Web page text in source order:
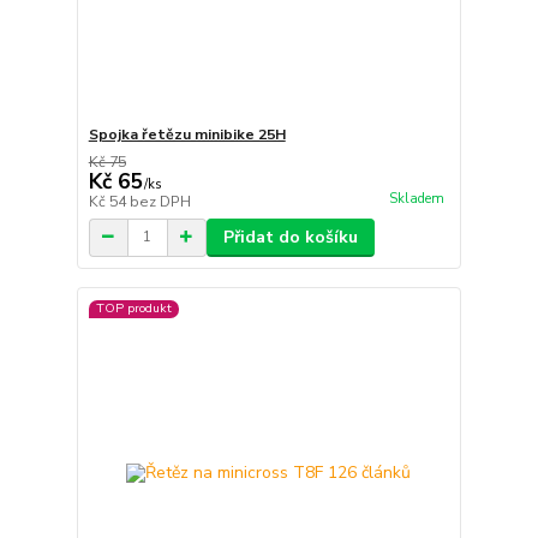
Spojka řetězu minibike 25H
Kč 75
Kč 65/ks
Kč 54bez DPH Skladem
Přidat do košíku
TOP produkt